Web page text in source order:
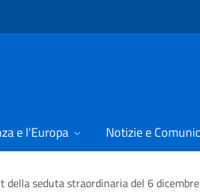
e l'Europa Notizie e
della seduta straordinaria del 6